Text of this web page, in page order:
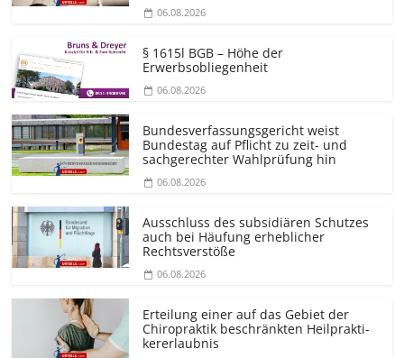
06.08.2026
§ 1615l BGB – Höhe der
Erwerbsobliegenheit
06.08.2026
Bundesver­fassungsgericht weist
Bundestag auf Pflicht zu zeit- und
sachgerechter Wahlprüfung hin
06.08.2026
Ausschluss des subsidiären Schutzes
auch bei Häufung erheblicher
Rechtsverstöße
06.08.2026
Erteilung einer auf das Gebiet der
Chiropraktik beschränkten Heilprakti­
kererlaubnis